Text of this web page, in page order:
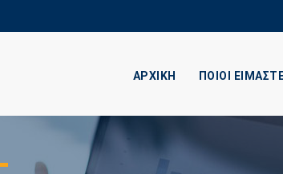
ΑΡΧΙΚΗ ΠΟΙΟΙ